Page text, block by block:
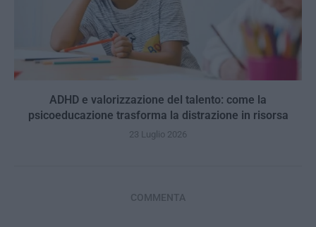
ADHD e valorizzazione del talento: come la
psicoeducazione trasforma la distrazione in risorsa
23 Luglio 2026
COMMENTA